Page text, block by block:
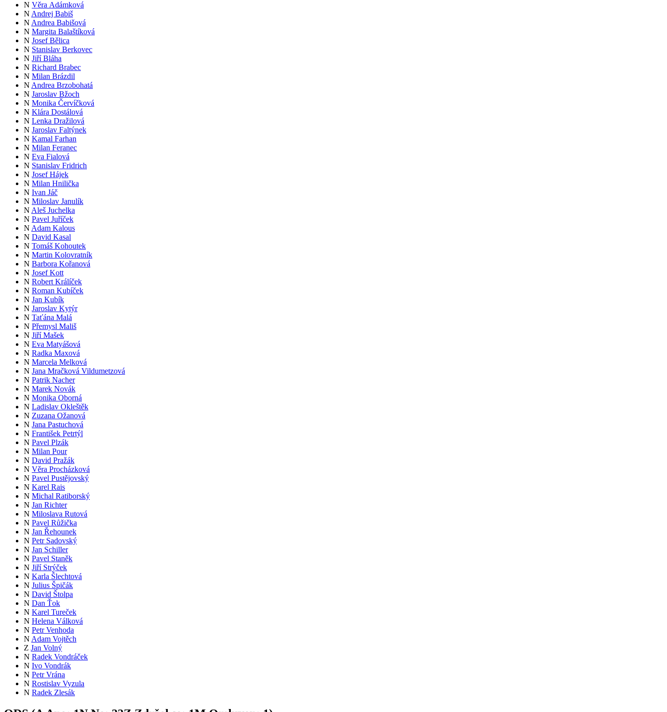
N Věra Adámková
N Andrej Babiš
N Andrea Babišová
N Margita Balaštíková
N Josef Bělica
N Stanislav Berkovec
N Jiří Bláha
N Richard Brabec
N Milan Brázdil
N Andrea Brzobohatá
N Jaroslav Bžoch
N Monika Červíčková
N Klára Dostálová
N Lenka Dražilová
N Jaroslav Faltýnek
N Kamal Farhan
N Milan Feranec
N Eva Fialová
N Stanislav Fridrich
N Josef Hájek
N Milan Hnilička
N Ivan Jáč
N Miloslav Janulík
N Aleš Juchelka
N Pavel Juříček
N Adam Kalous
N David Kasal
N Tomáš Kohoutek
N Martin Kolovratník
N Barbora Kořanová
N Josef Kott
N Robert Králíček
N Roman Kubíček
N Jan Kubík
N Jaroslav Kytýr
N Taťána Malá
N Přemysl Mališ
N Jiří Mašek
N Eva Matyášová
N Radka Maxová
N Marcela Melková
N Jana Mračková Vildumetzová
N Patrik Nacher
N Marek Novák
N Monika Oborná
N Ladislav Okleštěk
N Zuzana Ožanová
N Jana Pastuchová
N František Petrtýl
N Pavel Plzák
N Milan Pour
N David Pražák
N Věra Procházková
N Pavel Pustějovský
N Karel Rais
N Michal Ratiborský
N Jan Richter
N Miloslava Rutová
N Pavel Růžička
N Jan Řehounek
N Petr Sadovský
N Jan Schiller
N Pavel Staněk
N Jiří Strýček
N Karla Šlechtová
N Julius Špičák
N David Štolpa
N Dan Ťok
N Karel Tureček
N Helena Válková
N Petr Venhoda
N Adam Vojtěch
Z Jan Volný
N Radek Vondráček
N Ivo Vondrák
N Petr Vrána
N Rostislav Vyzula
N Radek Zlesák